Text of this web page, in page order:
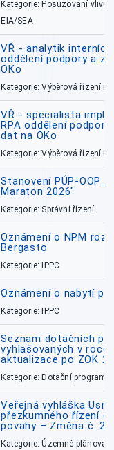
Kategorie: Posuzování vlivů
EIA/SEA
VŘ - analytik
oddělení podpory a
OKo
Kategorie: Výběrová řízení
VŘ - specialista
RPA oddělení
dat na OKo
Kategorie: Výběrová řízení
Stanovení PÚP-
Maraton 2026"
Kategorie: Správní řízení
Oznámení o NPM
Bergasto
Kategorie: IPPC
Oznámení o nabytí
Kategorie: IPPC
Seznam dotačních
vyhlašovaných v roce
aktualizace po ZOK
Kategorie: Dotační
Veřejná vyhláška
přezkumného řízení
povahy – Změna č. 2
Kategorie: Územně